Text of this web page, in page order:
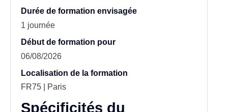
Durée de formation envisagée
1 journée
Début de formation pour
06/08/2026
Localisation de la formation
FR75 | Paris
Spécificités du